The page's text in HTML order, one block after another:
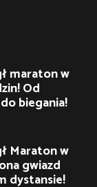
maraton w
Od
biegania!
Maraton w
gwiazd
dystansie!